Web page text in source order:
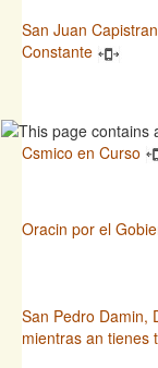
San Juan
Constante
Csmico en Curso
Oracin por el
San Pedro Damin,
mientras an tienes